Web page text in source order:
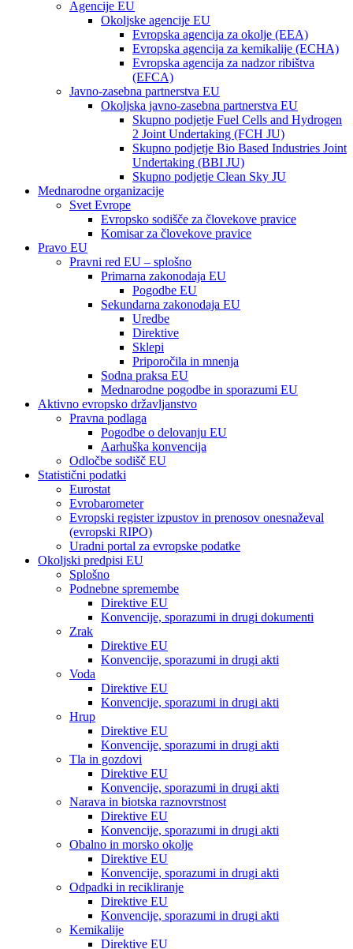
Agencije EU
Okoljske agencije EU
Evropska agencija za okolje (EEA)
Evropska agencija za kemikalije (ECHA)
Evropska agencija za nadzor ribištva
(EFCA)
Javno-zasebna partnerstva EU
Okoljska javno-zasebna partnerstva EU
Skupno podjetje Fuel Cells and Hydrogen
2 Joint Undertaking (FCH JU)
Skupno podjetje Bio Based Industries Joint
Undertaking (BBI JU)
Skupno podjetje Clean Sky JU
Mednarodne organizacije
Svet Evrope
Evropsko sodišče za človekove pravice
Komisar za človekove pravice
Pravo EU
Pravni red EU – splošno
Primarna zakonodaja EU
Pogodbe EU
Sekundarna zakonodaja EU
Uredbe
Direktive
Sklepi
Priporočila in mnenja
Sodna praksa EU
Mednarodne pogodbe in sporazumi EU
Aktivno evropsko državljanstvo
Pravna podlaga
Pogodbe o delovanju EU
Aarhuška konvencija
Odločbe sodišč EU
Statistični podatki
Eurostat
Evrobarometer
Evropski register izpustov in prenosov onesnaževal
(evropski RIPO)
Uradni portal za evropske podatke
Okoljski predpisi EU
Splošno
Podnebne spremembe
Direktive EU
Konvencije, sporazumi in drugi dokumenti
Zrak
Direktive EU
Konvencije, sporazumi in drugi akti
Voda
Direktive EU
Konvencije, sporazumi in drugi akti
Hrup
Direktive EU
Konvencije, sporazumi in drugi akti
Tla in gozdovi
Direktive EU
Konvencije, sporazumi in drugi akti
Narava in biotska raznovrstnost
Direktive EU
Konvencije, sporazumi in drugi akti
Obalno in morsko okolje
Direktive EU
Konvencije, sporazumi in drugi akti
Odpadki in recikliranje
Direktive EU
Konvencije, sporazumi in drugi akti
Kemikalije
Direktive EU